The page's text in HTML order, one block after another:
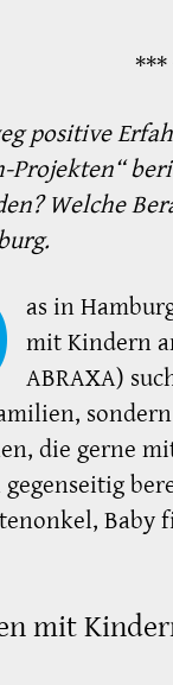
***
positive
Projekten“
Welche
as in
mit Kindern
ABRAXA)
die gerne
Baby
mit